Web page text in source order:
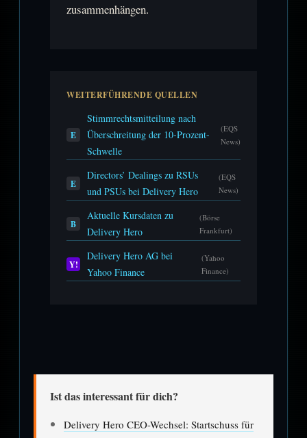
zusammenhängen.
WEITERFÜHRENDE QUELLEN
E
Stimmrechtsmitteilung nach
Überschreitung der 10-Prozent-
Schwelle
(EQS
News)
E
Directors’ Dealings zu RSUs
und PSUs bei Delivery Hero
(EQS
News)
B
Aktuelle Kursdaten zu
Delivery Hero
(Börse
Frankfurt)
Y!
Delivery Hero AG bei
Yahoo Finance
(Yahoo
Finance)
Ist das interessant für dich?
Delivery Hero CEO-Wechsel: Startschuss für